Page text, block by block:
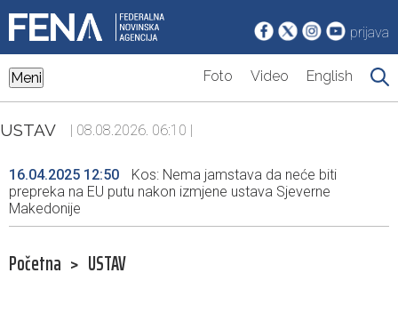
prijava
Meni Foto Video English
USTAV | 08.08.2026. 06:10 |
16.04.2025 12:50
Kos: Nema jamstava da neće biti
prepreka na EU putu nakon izmjene ustava Sjeverne
Makedonije
Početna > USTAV